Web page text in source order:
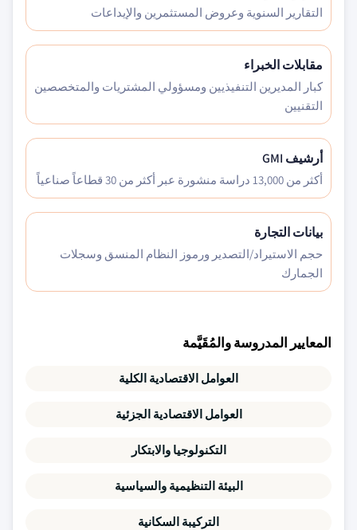
التقارير السنوية وعروض المستثمرين والإيداعات
مقابلات الخبراء
كبار المديرين التنفيذيين ومسؤولي المشتريات والمتخصصين
التقنيين
أرشيف GMI
أكثر من 13,000 دراسة منشورة عبر أكثر من 30 قطاعاً صناعياً
بيانات التجارة
حجم الاستيراد/التصدير ورموز النظام المنسق وسجلات
الجمارك
المعايير المدروسة والمُقَيَّمة
العوامل الاقتصادية الكلية
العوامل الاقتصادية الجزئية
التكنولوجيا والابتكار
البيئة التنظيمية والسياسية
التركيبة السكانية